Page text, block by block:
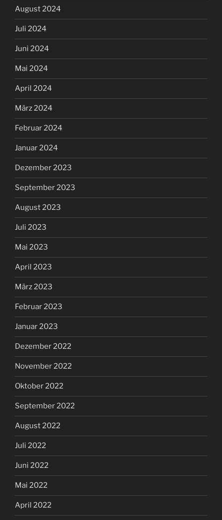
August 2024
Juli 2024
Juni 2024
Mai 2024
April 2024
März 2024
Februar 2024
Januar 2024
Dezember 2023
September 2023
August 2023
Juli 2023
Mai 2023
April 2023
März 2023
Februar 2023
Januar 2023
Dezember 2022
November 2022
Oktober 2022
September 2022
August 2022
Juli 2022
Juni 2022
Mai 2022
April 2022